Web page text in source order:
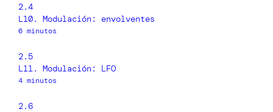
2.4
L10. Modulación: envolventes
6 minutos
2.5
L11. Modulación: LFO
4 minutos
2.6